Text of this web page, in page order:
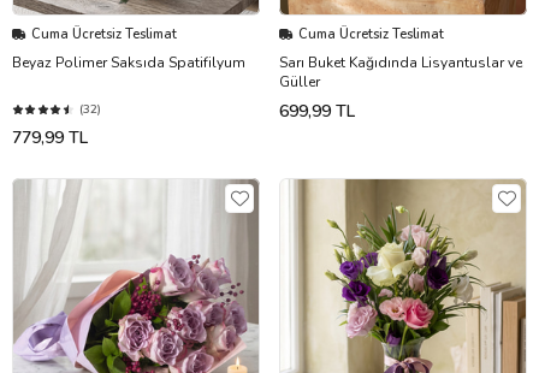
Cuma Ücretsiz Teslimat
Beyaz Polimer Saksıda Spatifilyum
(32)
779,99 TL
Cuma Ücretsiz Teslimat
Sarı Buket Kağıdında Lisyantuslar ve
Güller
699,99 TL